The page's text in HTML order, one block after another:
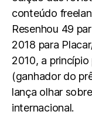
conteúdo
Resenhou 49
2018 para
2010, a
(ganhador do
lança olhar
internacional.